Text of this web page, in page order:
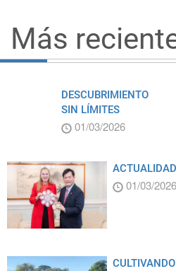
Más
DESCUBRIMIENTO
SIN LÍMITES
01/03/2026
01/03/2026